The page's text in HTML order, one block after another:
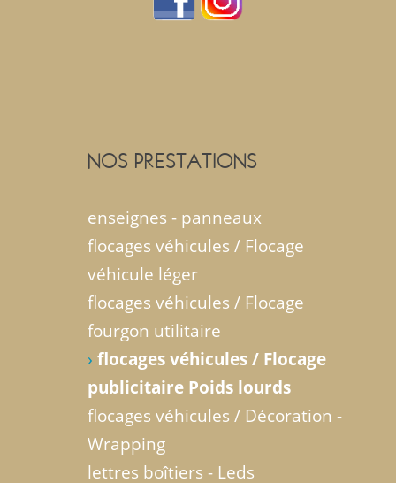
NOS PRESTATIONS
enseignes - panneaux
flocages véhicules / Flocage
véhicule léger
flocages véhicules / Flocage
fourgon utilitaire
› flocages véhicules / Flocage
publicitaire Poids lourds
flocages véhicules / Décoration -
Wrapping
lettres boîtiers - Leds